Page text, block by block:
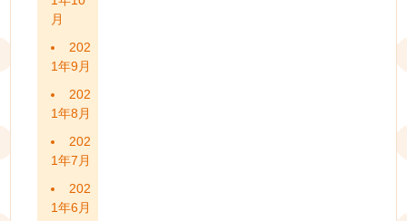
月
202
1年9月
202
1年8月
202
1年7月
202
1年6月